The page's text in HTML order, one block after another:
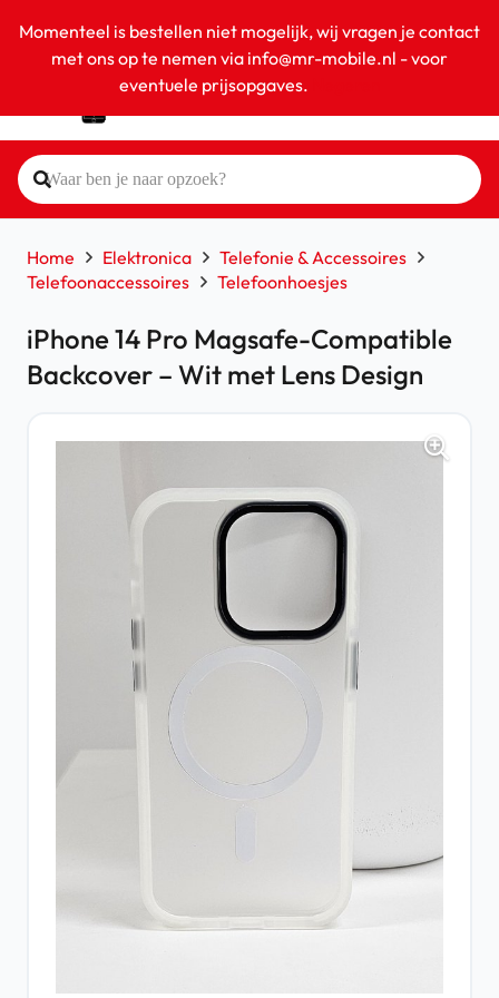
Momenteel is bestellen niet mogelijk, wij vragen je contact
met ons op te nemen via info@mr-mobile.nl - voor
eventuele prijsopgaves.
Home Elektronica
Telefonie & Accessoires
Telefoonaccessoires
Telefoonhoesjes
iPhone 14 Pro Magsafe-Compatible
Backcover – Wit met Lens Design